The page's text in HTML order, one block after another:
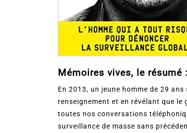
Mémoires vives, le résumé :
En 2013, un jeune homme de 29
renseignement et en révélant que
toutes nos conversations
surveillance de masse sans